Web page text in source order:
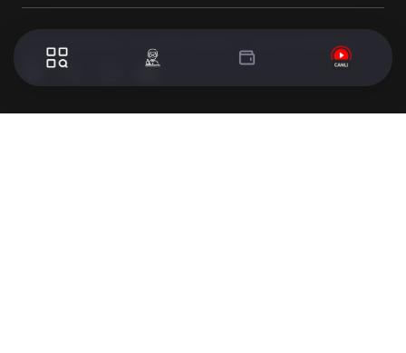
© 2024 WorldTurk. Tüm Hakları Saklıdır. - Tasarım & Geliştirme :
Volion's